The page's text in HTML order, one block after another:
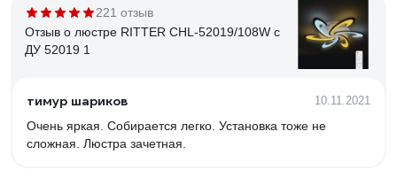
221 отзыв
Отзыв о люстре RITTER CHL-52019/108W с
ДУ 52019 1
тимур шариков 10.11.2021
Очень яркая. Собирается легко. Установка тоже не
сложная. Люстра зачетная.